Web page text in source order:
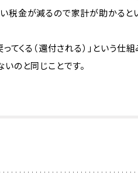
税金が減るので家計が助かると
くる（還付される）」という仕
のと同じことです。